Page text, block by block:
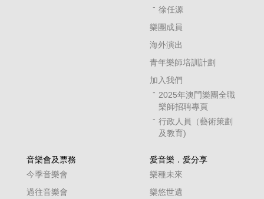
徐任源
樂團成員
海外演出
青年樂師培訓計劃
加入我們
2025年澳門樂團全職
樂師招聘專頁
行政人員（藝術策劃
及教育)
音樂會及票務
今季音樂會
過往音樂會
愛音樂．愛分享
樂種未來
樂悠世遺